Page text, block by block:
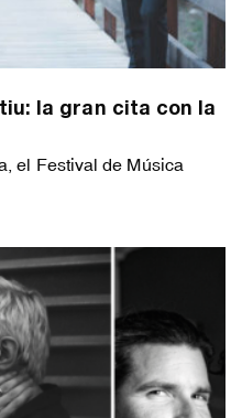
la gran cita con la
el Festival de Música